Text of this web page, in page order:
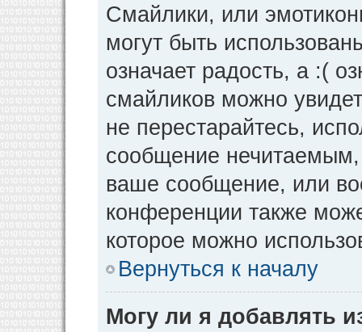
Смайлики, или
могут быть
означает радость, а :(
смайликов можно
не перестарайтесь,
сообщение нечитаемым,
ваше сообщение, или
конференции также
которое можно
Вернуться к началу
Могу ли я добавлять